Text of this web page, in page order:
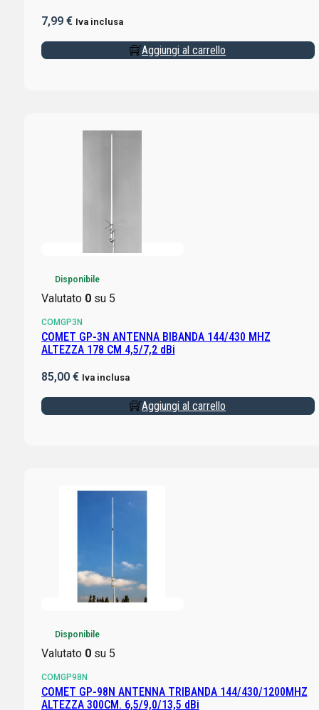
7,99 € Iva inclusa
Aggiungi al carrello
Disponibile
Valutato 0su 5
COMGP3N
COMET GP-3N ANTENNA BIBANDA 144/430 MHZ
ALTEZZA 178 CM 4,5/7,2 dBi
85,00 € Iva inclusa
Aggiungi al carrello
Disponibile
Valutato 0su 5
COMGP98N
COMET GP-98N ANTENNA TRIBANDA 144/430/1200MHZ
ALTEZZA 300CM. 6,5/9,0/13,5 dBi